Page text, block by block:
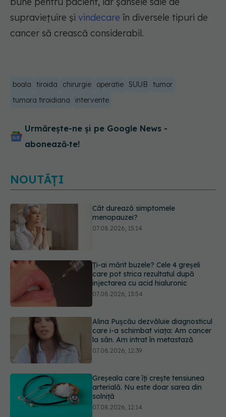
supraviețuire și vindecare în diversele tipuri de
cancer să crească considerabil.
boala tiroida chirurgie operatie SUUB
tumor
tumora tiroidiana
intervente
Urmărește-ne și pe Google News -
abonează‑te!
NOUTĂȚI
Ți-ai mărit buzele? Cele 4 greșeli
care pot strica rezultatul după
injectarea cu acid hialuronic
Alina Pușcău dezvăluie diagnosticul
care i-a schimbat viața: Am cancer
la sân. Am intrat în metastază
Greșeala care îți crește tensiunea
arterială. Nu este doar sarea din
solniță
Schimbare majoră la examenul de
medic specialist din 2026. Toți
candidații vor avea aceleași
subiecte